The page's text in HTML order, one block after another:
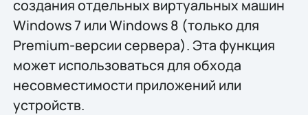
создания отдельных виртуальных машин
Windows 7 или Windows 8 (только для
Premium-версии сервера). Эта функция
может использоваться для обхода
несовместимости приложений или
устройств.